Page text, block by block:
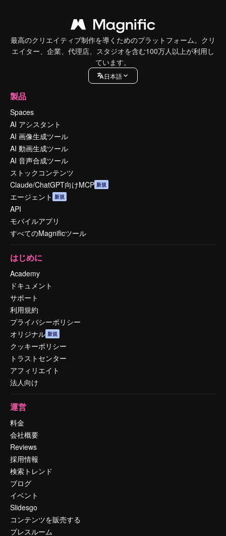
最高のクリエイティブ制作を導くためのプラットフォーム。クリ
エイター、企業、代理店、スタジオを含む100万人以上が利用し
ています。
日本語
製品
Spaces
AI アシスタント
AI 画像生成ツール
AI 動画生成ツール
AI 音声合成ツール
ストックコンテンツ
Claude/ChatGPT向けMCP 新規
エージェント 新規
API
モバイルアプリ
すべてのMagnificツール
はじめに
Academy
ドキュメント
サポート
利用規約
プライバシーポリシー
オリジナル 新規
クッキーポリシー
トラストセンター
アフィリエイト
法人向け
運営
料金
会社概要
Reviews
採用情報
検索トレンド
ブログ
イベント
Slidesgo
コンテンツを販売する
プレスルーム